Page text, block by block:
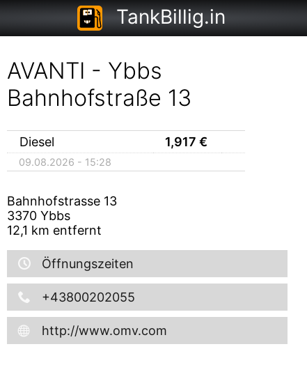
TankBillig.in
AVANTI - Ybbs
Bahnhofstraße 13
Diesel 1,917 €
09.08.2026 - 15:28
Bahnhofstrasse 13
3370 Ybbs
12,1 km entfernt
Öffnungszeiten
+43800202055
http://www.omv.com